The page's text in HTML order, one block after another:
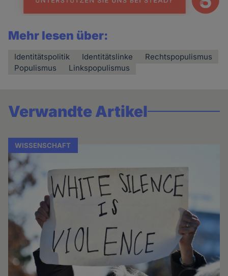
Mehr lesen über:
Identitätspolitik Identitätslinke
Rechtspopulismus
Populismus
Linkspopulismus
Verwandte Artikel
WISSENSCHAFT